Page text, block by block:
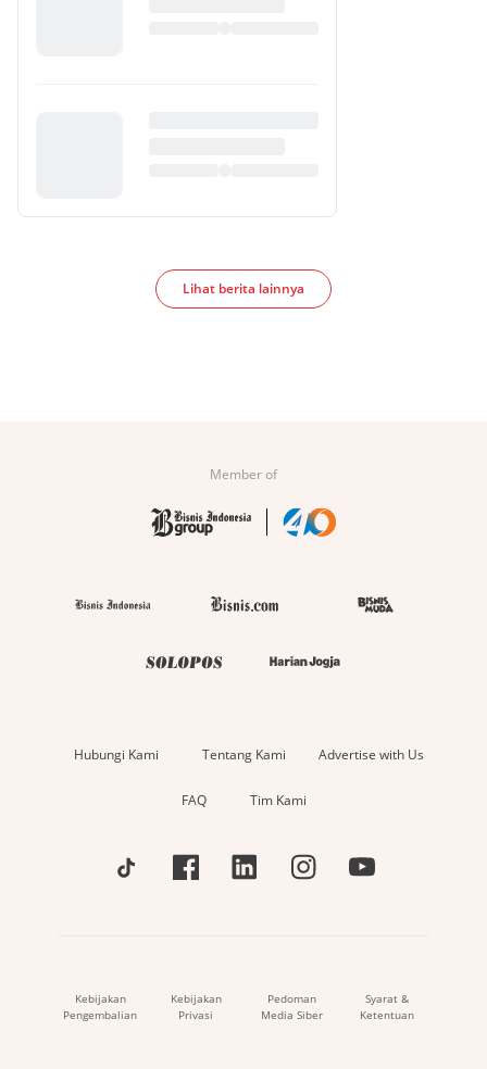
Lihat berita lainnya
Member of
Hubungi Kami Tentang Kami Advertise with Us
FAQ Tim Kami
Kebijakan
Pengembalian
Kebijakan
Privasi
Pedoman
Media Siber
Syarat &
Ketentuan